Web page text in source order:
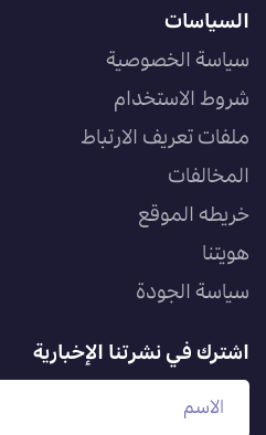
السياسات
سياسة الخصوصية
شروط الاستخدام
ملفات تعريف الارتباط
المخالفات
خريطه الموقع
هويتنا
سياسة الجودة
اشترك في نشرتنا الإخبارية